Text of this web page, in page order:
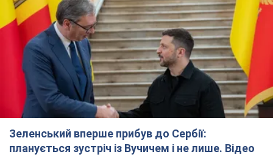
Зеленський вперше прибув до Сербії:
планується зустріч із Вучичем і не лише. Відео
Це перший візит глави держави до Бєлграда
4 часа назад 51,4 т.
"Верніть Федорова": у містах України 23-й день
поспіль тривають масові мітинги з
картонками. Фото і відео
Учасники акцій продовжують серію щоденних протестів